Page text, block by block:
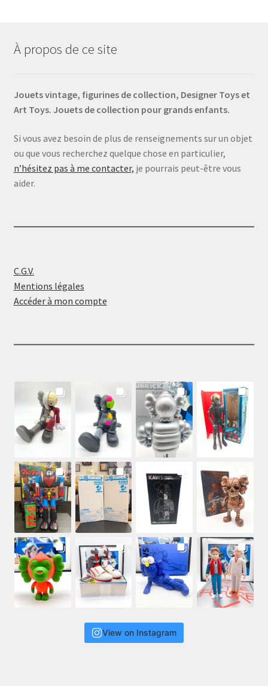
À propos de ce site
Jouets vintage, figurines de collection, Designer Toys et
Art Toys. Jouets de collection pour grands enfants.
Si vous avez besoin de plus de renseignements sur un objet
ou que vous recherchez quelque chose en particulier,
n’hésitez pas à me contacter, je pourrais peut-être vous
aider.
C.G.V.
Mentions légales
Accéder à mon compte
View on Instagram